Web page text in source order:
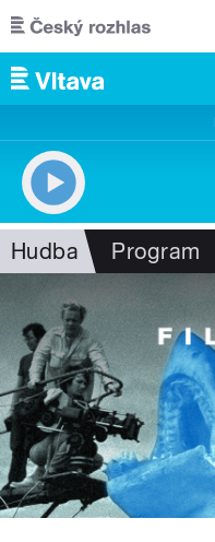
Přejít k hlavnímu obsahu
Hudba Program